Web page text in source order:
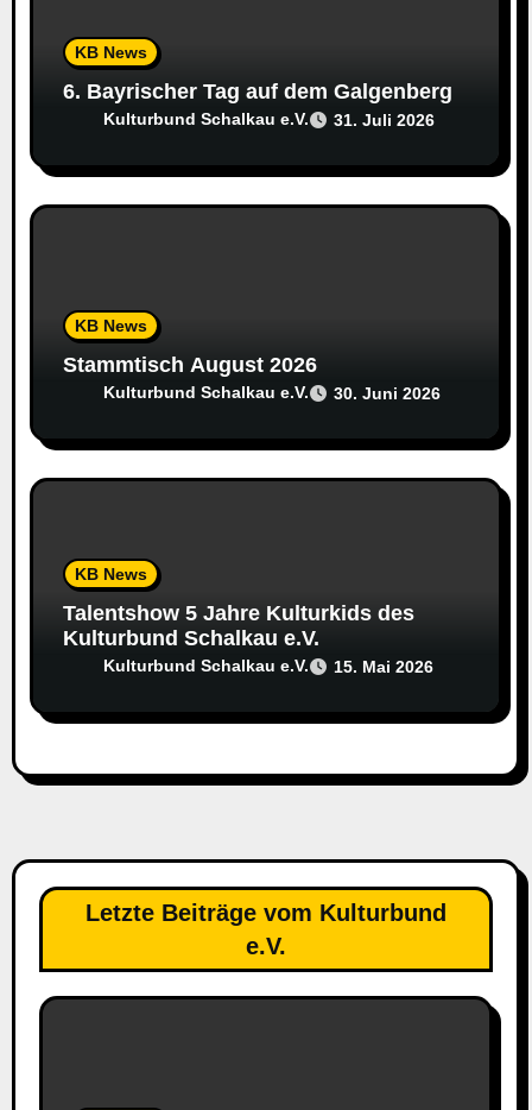
n
KB News
6. Bayrischer Tag auf dem Galgenberg
Kulturbund Schalkau e.V. 31. Juli 2026
KB News
Stammtisch August 2026
Kulturbund Schalkau e.V. 30. Juni 2026
KB News
Talentshow 5 Jahre Kulturkids des
Kulturbund Schalkau e.V.
Kulturbund Schalkau e.V. 15. Mai 2026
Letzte Beiträge vom Kulturbund
e.V.